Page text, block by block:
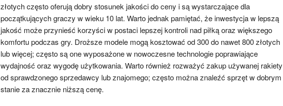
złotych często oferują dobry stosunek jakości do ceny i są wystarczające dla
początkujących graczy w wieku 10 lat. Warto jednak pamiętać, że inwestycja w lepszą
jakość może przynieść korzyści w postaci lepszej kontroli nad piłką oraz większego
komfortu podczas gry. Droższe modele mogą kosztować od 300 do nawet 800 złotych
lub więcej; często są one wyposażone w nowoczesne technologie poprawiające
wydajność oraz wygodę użytkowania. Warto również rozważyć zakup używanej rakiety
od sprawdzonego sprzedawcy lub znajomego; często można znaleźć sprzęt w dobrym
stanie za znacznie niższą cenę.